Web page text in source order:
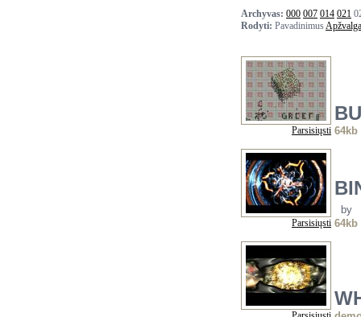
Archyvas: 000 007 014 021
Rodyti: Pavadinimus
Parsisiųsti
by
Parsisiųsti